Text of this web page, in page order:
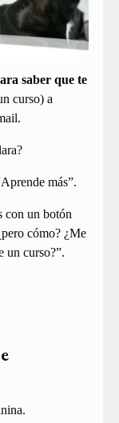
saber que te
curso) a
más”.
con un botón
cómo? ¿Me
un curso?”.